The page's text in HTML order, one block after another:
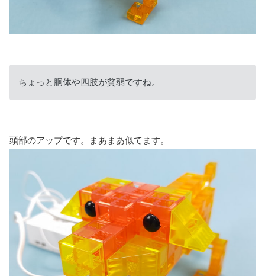
ちょっと胴体や四肢が貧弱ですね。
頭部のアップです。まあまあ似てます。